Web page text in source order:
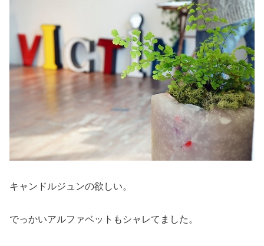
キャンドルジュンの欲しい。
でっかいアルファベットもシャレてました。